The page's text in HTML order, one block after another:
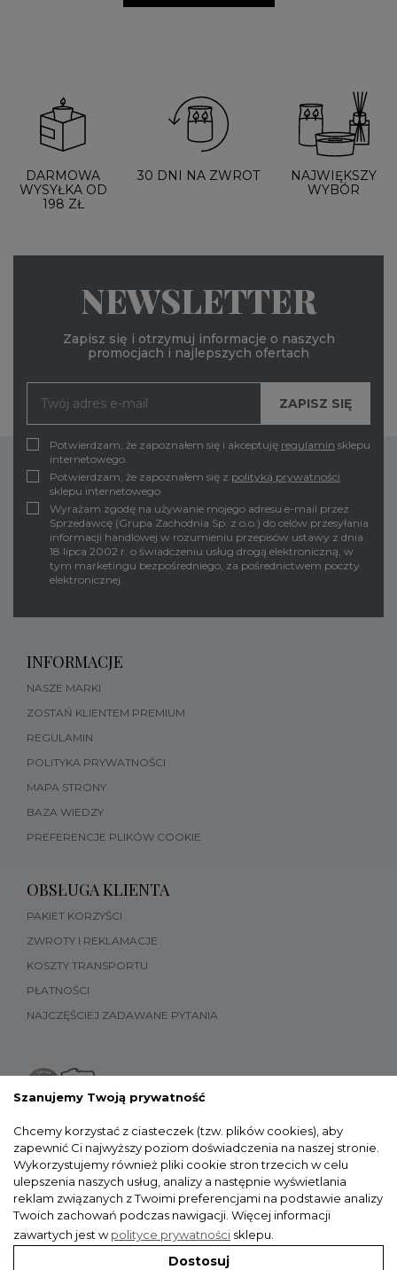
DARMOWA
WYSYŁKA OD
198 ZŁ
30 DNI NA ZWROT
NAJWIĘKSZY
WYBÓR
NEWSLETTER
Zapisz się i otrzymuj informacje o naszych
promocjach i najlepszych ofertach
Potwierdzam, że zapoznałem się i akceptuję regulamin sklepu
internetowego.
Potwierdzam, że zapoznałem się z polityką prywatności
sklepu internetowego
Wyrażam zgodę na używanie mojego adresu e-mail przez
Sprzedawcę (Grupa Zachodnia Sp. z o.o.) do celów przesyłania
informacji handlowej w rozumieniu przepisów ustawy z dnia
18 lipca 2002 r. o świadczeniu usług drogą elektroniczną, w
tym marketingu bezpośredniego, za pośrednictwem poczty
elektronicznej.
INFORMACJE
NASZE MARKI
ZOSTAŃ KLIENTEM PREMIUM
REGULAMIN
POLITYKA PRYWATNOŚCI
MAPA STRONY
BAZA WIEDZY
PREFERENCJE PLIKÓW COOKIE
OBSŁUGA KLIENTA
PAKIET KORZYŚCI
ZWROTY I REKLAMACJE
KOSZTY TRANSPORTU
PŁATNOŚCI
NAJCZĘŚCIEJ ZADAWANE PYTANIA
Szanujemy Twoją prywatność
Chcemy korzystać z ciasteczek (tzw. plików cookies), aby
zapewnić Ci najwyższy poziom doświadczenia na naszej stronie.
Wykorzystujemy również pliki cookie stron trzecich w celu
ulepszenia naszych usług, analizy a następnie wyświetlania
reklam związanych z Twoimi preferencjami na podstawie analizy
Twoich zachowań podczas nawigacji. Więcej informacji
zawartych jest wpolityce prywatności sklepu.
Dostosuj